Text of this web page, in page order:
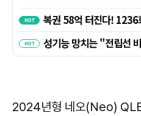
2024년형 네오(Neo)